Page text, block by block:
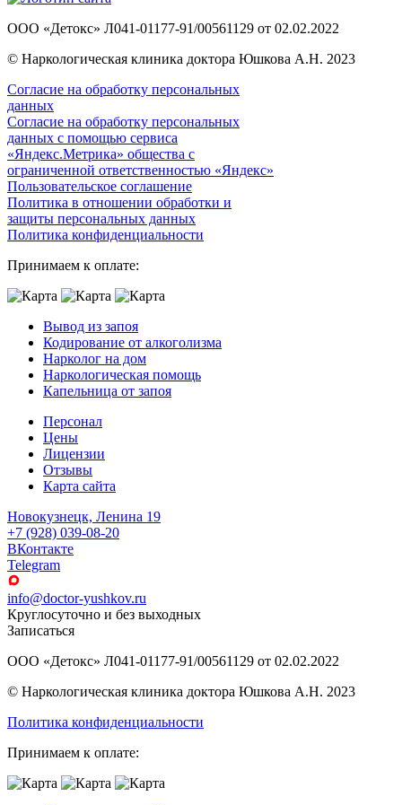
ООО «Детокс» Л041-01177-91/00561129 от 02.02.2022
© Наркологическая клиника доктора Юшкова А.Н. 2023
Согласие на обработку персональных
данных
Согласие на обработку персональных
данных с помощью сервиса
«Яндекс.Метрика» общества с
ограниченной ответственностью «Яндекс»
Пользовательское соглашение
Политика в отношении обработки и
защиты персональных данных
Политика конфиденциальности
Принимаем к оплате:
Вывод из запоя
Кодирование от алкоголизма
Нарколог на дом
Наркологическая помощь
Капельница от запоя
Персонал
Цены
Лицензии
Отзывы
Карта сайта
Новокузнецк, Ленина 19
+7 (928) 039-08-20
ВКонтакте
Telegram
info@doctor-yushkov.ru
Круглосуточно и без выходных
Записаться
ООО «Детокс» Л041-01177-91/00561129 от 02.02.2022
© Наркологическая клиника доктора Юшкова А.Н. 2023
Политика конфиденциальности
Принимаем к оплате: